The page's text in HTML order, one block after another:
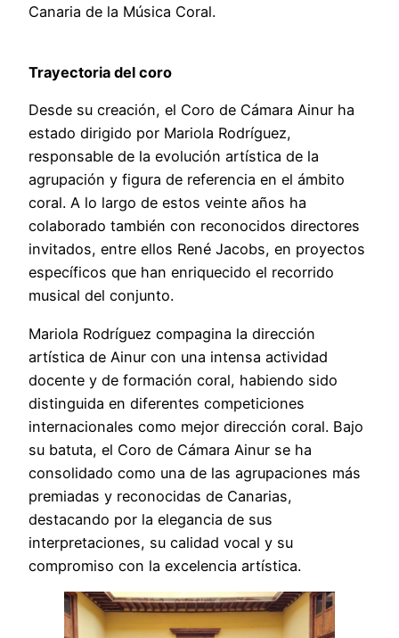
Canaria de la Música Coral.
Trayectoria del coro
Desde su creación, el Coro de Cámara Ainur ha
estado dirigido por Mariola Rodríguez,
responsable de la evolución artística de la
agrupación y figura de referencia en el ámbito
coral. A lo largo de estos veinte años ha
colaborado también con reconocidos directores
invitados, entre ellos René Jacobs, en proyectos
específicos que han enriquecido el recorrido
musical del conjunto.
Mariola Rodríguez compagina la dirección
artística de Ainur con una intensa actividad
docente y de formación coral, habiendo sido
distinguida en diferentes competiciones
internacionales como mejor dirección coral. Bajo
su batuta, el Coro de Cámara Ainur se ha
consolidado como una de las agrupaciones más
premiadas y reconocidas de Canarias,
destacando por la elegancia de sus
interpretaciones, su calidad vocal y su
compromiso con la excelencia artística.